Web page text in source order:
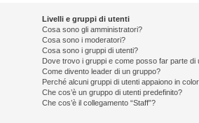
Livelli e gruppi di utenti
Cosa sono gli amministratori?
Cosa sono i moderatori?
Cosa sono i gruppi di utenti?
Dove trovo i gruppi e come posso far parte di
Come divento leader di un gruppo?
Perché alcuni gruppi di utenti appaiono in
Che cos’è un gruppo di utenti predefinito?
Che cos’è il collegamento “Staff”?